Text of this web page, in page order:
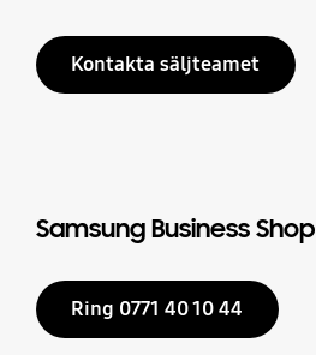
Kontakta säljteamet
Samsung Business Shop
Ring 0771 40 10 44